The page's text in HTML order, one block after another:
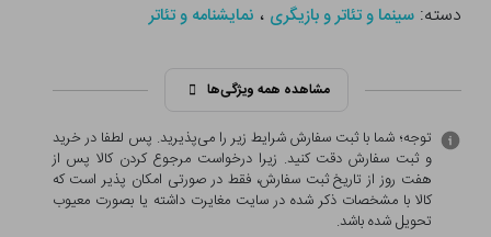
دسته:سینما و تئاتر و بازیگری ، نمایشنامه و تئاتر
مشاهده همه ویژگی‌ها
توجه؛ شما با ثبت سفارش شرایط زیر را می‌پذیرید. پس لطفا در خرید
و ثبت سفارش دقت کنید. زیرا درخواست مرجوع کردن کالا پس از
هفت روز از تاریخ ثبت سفارش، فقط در صورتی امکان پذیر است که
کالا با مشخصات ذکر شده در سایت مغایرت داشته یا بصورت معيوب
تحویل شده باشد.